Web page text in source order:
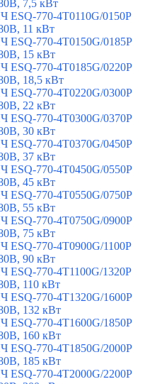
7,5 кВт
ESQ-770-4T0110G/0150P
11 кВт
ESQ-770-4T0150G/0185P
15 кВт
ESQ-770-4T0185G/0220P
18,5 кВт
ESQ-770-4T0220G/0300P
22 кВт
ESQ-770-4T0300G/0370P
30 кВт
ESQ-770-4T0370G/0450P
37 кВт
ESQ-770-4T0450G/0550P
45 кВт
ESQ-770-4T0550G/0750P
55 кВт
ESQ-770-4T0750G/0900P
75 кВт
ESQ-770-4T0900G/1100P
90 кВт
ESQ-770-4T1100G/1320P
110 кВт
ESQ-770-4T1320G/1600P
132 кВт
ESQ-770-4T1600G/1850P
160 кВт
ESQ-770-4T1850G/2000P
185 кВт
ESQ-770-4T2000G/2200P